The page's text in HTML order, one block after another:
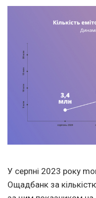
У серпні 2023 року
Ощадбанк за